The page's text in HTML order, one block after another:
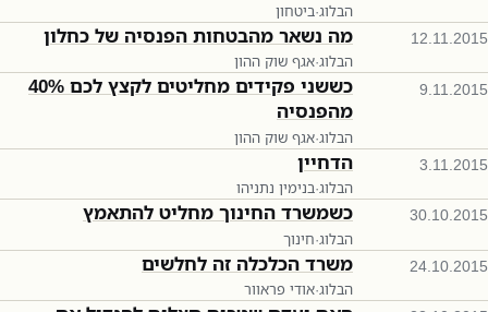
הבלוג·ביטחון
12.11.2015 מה נשאר מהבטחות הפנסיה של כחלון
הבלוג·אגף שוק ההון
9.11.2015
כששני פקידים מחליטים לקצץ לכם 40%
מהפנסיה
הבלוג·אגף שוק ההון
3.11.2015 הדחיין
הבלוג·בנימין נתניהו
30.10.2015 כשמשרד החינוך מחליט להתאמץ
הבלוג·חינוך
24.10.2015 משרד הכלכלה זה לחלשים
הבלוג·אודי פראוור